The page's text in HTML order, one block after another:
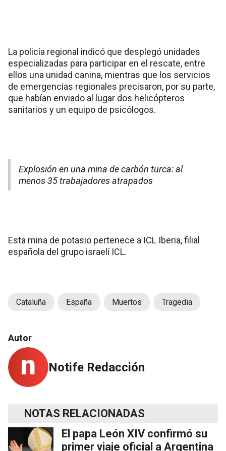
La policía regional indicó que desplegó unidades
especializadas para participar en el rescate, entre
ellos una unidad canina, mientras que los servicios
de emergencias regionales precisaron, por su parte,
que habían enviado al lugar dos helicópteros
sanitarios y un equipo de psicólogos.
Explosión en una mina de carbón turca: al
menos 35 trabajadores atrapados
Esta mina de potasio pertenece a ICL Iberia, filial
española del grupo israelí ICL.
Cataluña España Muertos Tragedia
Autor
Notife Redacción
NOTAS RELACIONADAS
El papa León XIV confirmó su
primer viaje oficial a Argentina